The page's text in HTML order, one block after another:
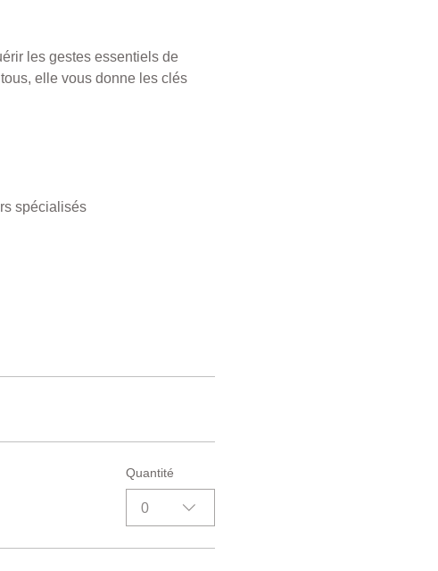
les gestes essentiels de
elle vous donne les clés
spécialisés
Quantité
0